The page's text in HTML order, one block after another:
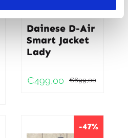
Dainese D-Air
Smart Jacket
Lady
€699,00
was:
€499,00
is:
-47%